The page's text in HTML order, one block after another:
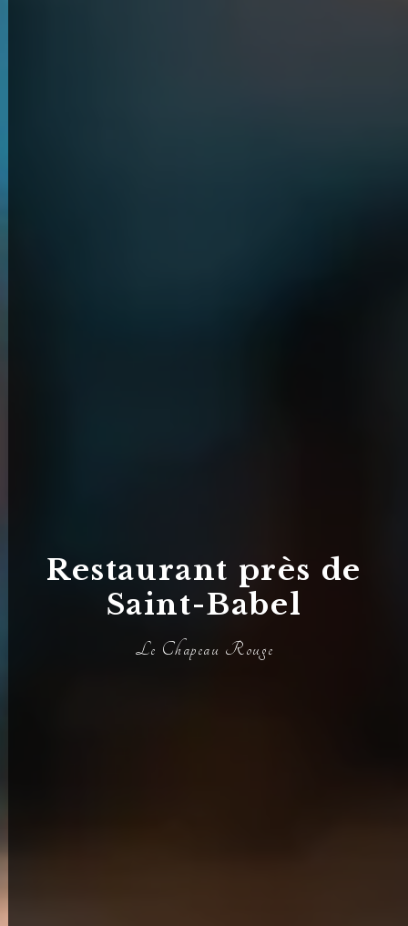
Restaurant près de
Saint-Babel
Le Chapeau Rouge